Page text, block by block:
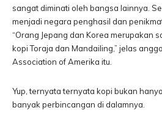
sangat diminati oleh bangsa lainnya.
menjadi negara penghasil dan
“Orang Jepang dan Korea merupakan
kopi Toraja dan Mandailing,” jelas
Association of Amerika itu.
Yup, ternyata ternyata kopi bukan
banyak perbincangan di dalamnya.